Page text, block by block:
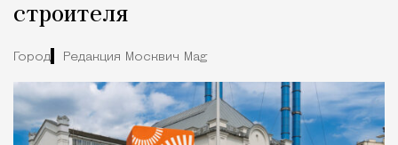
строителя
Город Редакция Москвич Mag